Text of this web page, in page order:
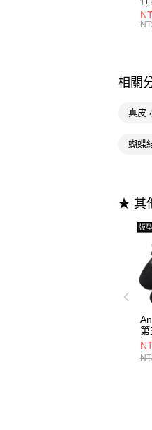
相關
真皮
蝴蝶
★ 其
第